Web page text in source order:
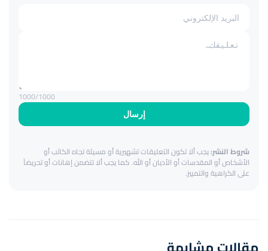
إرسال
1000/1000
شروط النشر:يجب ألا تكون التعليقات تشهيرية أو مسيئة تجاه الكاتب أو
الأشخاص أو المقدسات أو الأديان أو الله. كما يجب ألا تتضمن إهانات أو تحريضاً
على الكراهية والتمييز.